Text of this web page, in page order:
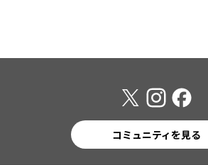
コミュニティを見る